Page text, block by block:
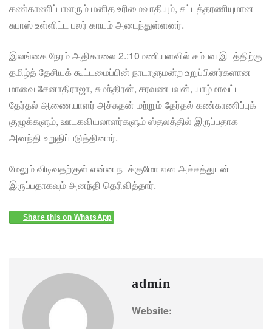
கண்காணிப்பாளரும் மனித உரிமைவாதியும், சட்டத்தரணியுமான
சுபாஸ் உள்ளிட்ட பலர் காயம் அடைந்துள்ளனர்.
இலங்கை நேரம் அதிகாலை 2.:10மணியளவில் சம்பவ இடத்திற்கு
தமிழ்த் தேசியக் கூட்டமைப்பின் நாடாளுமன்ற உறுப்பினர்களான
மாவை சேனாதிராஜா, சுமந்திரன், சரவணபவன், யாழ்மாவட்ட
தேர்தல் ஆணையாளர் அச்சுதன் மற்றும் தேர்தல் கண்காணிப்புக்
குழுக்களும், ஊடகவியலாளர்களும் ஸ்தலத்தில் இருப்பதாக
அனந்தி உறுதிப்படுத்தினார்.
மேலும் விடிவதற்குள் என்ன நடக்குமோ என அச்சத்துடன்
இருப்பதாகவும் அனந்தி தெரிவித்தார்.
Share this on WhatsApp
admin
Website: